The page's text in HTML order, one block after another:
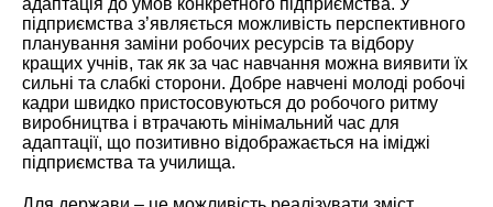
адаптація до умов конкретного підприємства. У
підприємства з’являється можливість перспективного
планування заміни робочих ресурсів та відбору
кращих учнів, так як за час навчання можна виявити їх
сильні та слабкі сторони. Добре навчені молоді робочі
кадри швидко пристосовуються до робочого ритму
виробництва і втрачають мінімальний час для
адаптації, що позитивно відображається на іміджі
підприємства та училища.